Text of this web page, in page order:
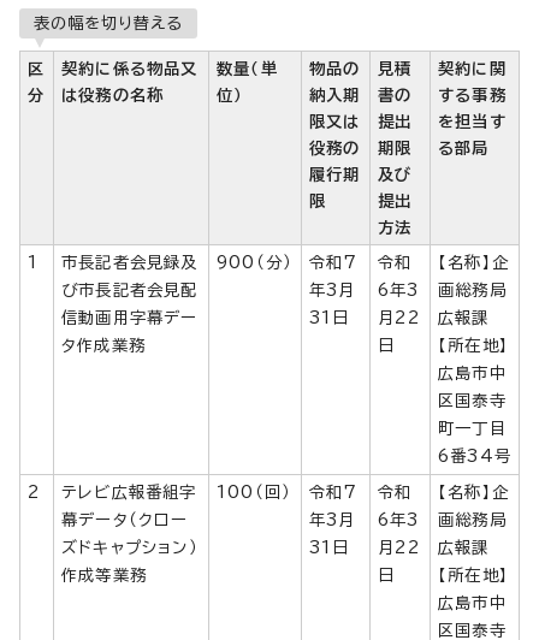
表の幅を切り替える
区
分
契約に係る物品又
は役務の名称
数量（単
位）
物品の
納入期
限又は
役務の
履行期
限
見積
書の
提出
期限
及び
提出
方法
契約に関
する事務
を担当す
る部局
1
市長記者会見録及
び市長記者会見配
信動画用字幕デー
タ作成業務
900（分）
令和7
年3月
31日
令和
6年3
月22
日
【名称】企
画総務局
広報課
【所在地】
広島市中
区国泰寺
町一丁目
6番34号
2
テレビ広報番組字
幕データ（クロー
ズドキャプション）
作成等業務
100（回）
令和7
年3月
31日
令和
6年3
月22
日
【名称】企
画総務局
広報課
【所在地】
広島市中
区国泰寺